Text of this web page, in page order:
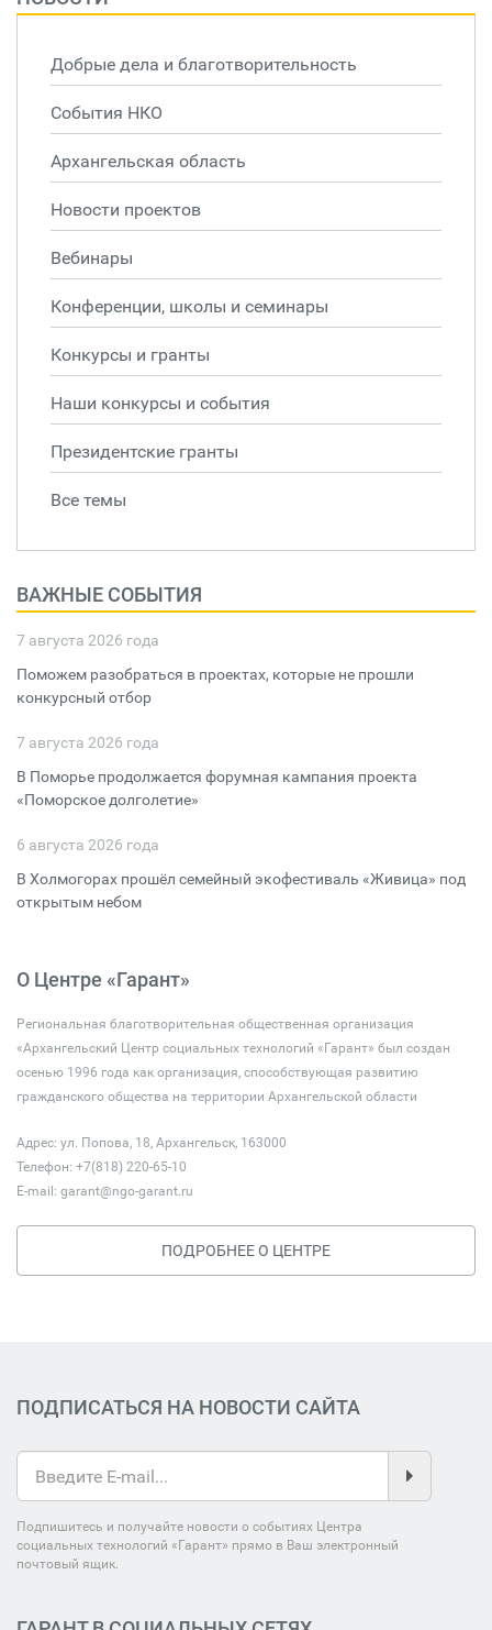
Добрые дела и благотворительность
События НКО
Архангельская область
Новости проектов
Вебинары
Конференции, школы и семинары
Конкурсы и гранты
Наши конкурсы и события
Президентские гранты
Все темы
ВАЖНЫЕ СОБЫТИЯ
7 августа 2026 года
Поможем разобраться в проектах, которые не прошли
конкурсный отбор
7 августа 2026 года
В Поморье продолжается форумная кампания проекта
«Поморское долголетие»
6 августа 2026 года
В Холмогорах прошёл семейный экофестиваль «Живица» под
открытым небом
О Центре «Гарант»
Региональная благотворительная общественная организация
«Архангельский Центр социальных технологий «Гарант» был создан
осенью 1996 года как организация, способствующая развитию
гражданского общества на территории Архангельской области
Адрес: ул. Попова, 18, Архангельск, 163000
Телефон: +7(818) 220-65-10
E-mail: garant@ngo-garant.ru
ПОДРОБНЕЕ О ЦЕНТРЕ
ПОДПИСАТЬСЯ НА НОВОСТИ САЙТА
Подпишитесь и получайте новости о событиях Центра
социальных технологий «Гарант» прямо в Ваш электронный
почтовый ящик.